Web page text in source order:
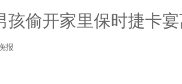
孩偷开家里保时捷卡
报